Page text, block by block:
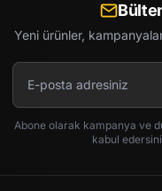
Yeni ürünler,
Abone olarak kampanya ve
kabul